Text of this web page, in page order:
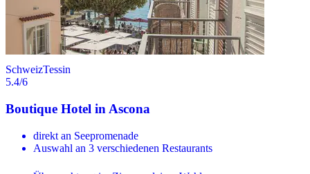
SchweizTessin
5.4/6
Boutique Hotel in Ascona
direkt an Seepromenade
Auswahl an 3 verschiedenen Restaurants